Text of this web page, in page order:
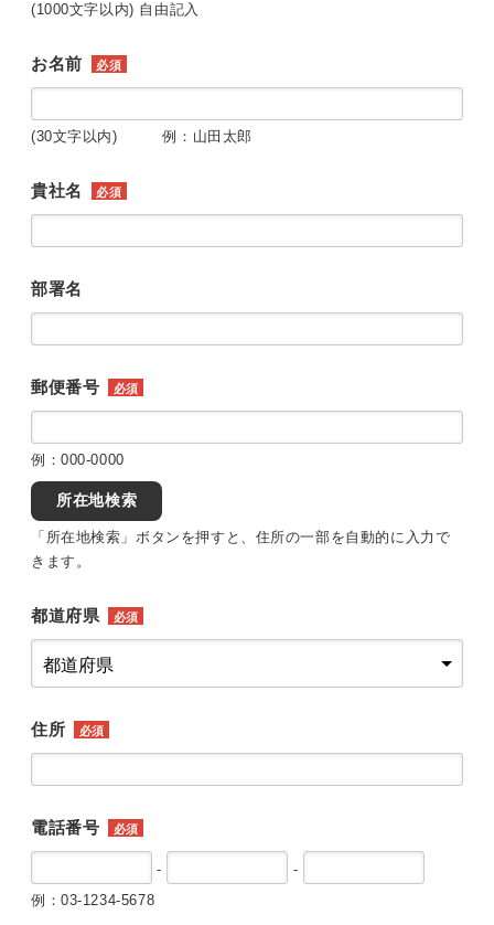
(1000文字以内) 自由記入
お名前 必須
(30文字以内) 例：山田太郎
貴社名 必須
部署名
郵便番号 必須
例：000-0000
所在地検索
「所在地検索」ボタンを押すと、住所の一部を自動的に入力で
きます。
都道府県 必須
住所 必須
電話番号 必須
-
-
例：03-1234-5678